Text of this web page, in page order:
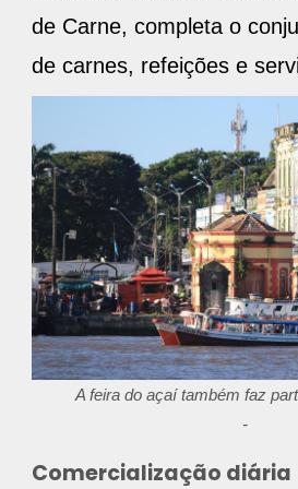
de Carne, completa o
de carnes, refeições e
A feira do açaí também faz
-
Comercialização diária